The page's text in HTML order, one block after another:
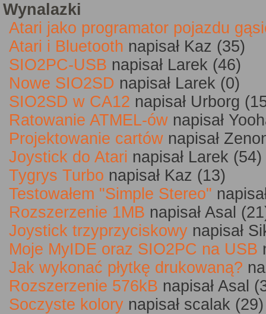
Wynalazki
Atari jako programator pojazdu
Atari i Bluetooth napisał Kaz (35)
SIO2PC-USB napisał Larek (46)
Nowe SIO2SD napisał Larek (0)
SIO2SD w CA12 napisał Urborg
Ratowanie ATMEL-ów napisał
Projektowanie cartów napisał
Joystick do Atari napisał Larek (54)
Tygrys Turbo napisał Kaz (13)
Testowałem "Simple Stereo"
Rozszerzenie 1MB napisał Asal
Joystick trzyprzyciskowy napisał
Moje MyIDE oraz SIO2PC na USB
Jak wykonać płytkę drukowaną?
Rozszerzenie 576kB napisał Asal
Soczyste kolory napisał scalak (29)